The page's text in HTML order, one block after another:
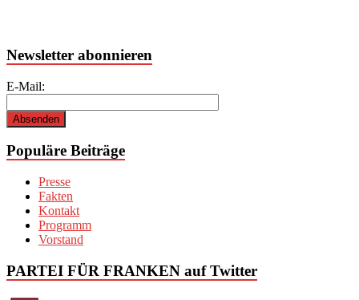
Newsletter abonnieren
E-Mail:
Populäre Beiträge
Presse
Fakten
Kontakt
Programm
Vorstand
PARTEI FÜR FRANKEN auf Twitter